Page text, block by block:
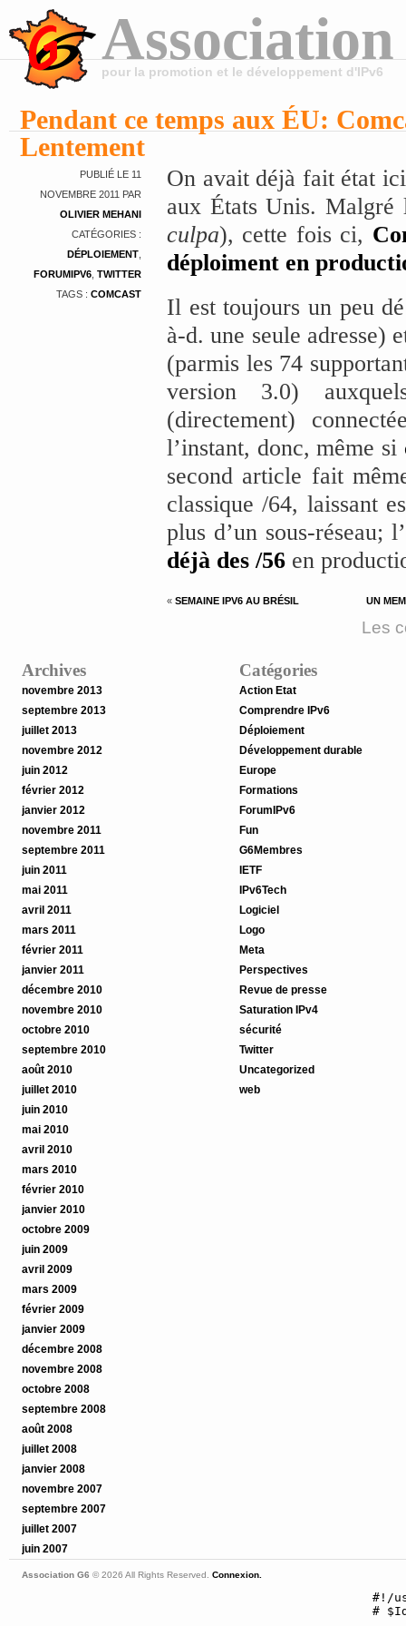
pour la promotion et le développement d'IPv6
Pendant ce temps aux ÉU:
Lentement
PUBLIÉ LE 11
NOVEMBRE 2011 PAR
OLIVIER MEHANI
CATÉGORIES :
DÉPLOIEMENT
FORUMIPV6 TWITTER
TAGS : COMCAST
On avait déjà fait état
aux États Unis.
culpa), cette fois ci,
déploiment en
Il est toujours un peu
à-d. une seule adresse)
(parmis les 74
version 3.0)
(directement)
l’instant, donc, même si
second article fait
classique /64, laissant
plus d’un sous-réseau;
déjà des /56 en
« SEMAINE IPV6 AU BRÉSIL UN
Les
Archives
novembre 2013
septembre 2013
juillet 2013
novembre 2012
juin 2012
février 2012
janvier 2012
novembre 2011
septembre 2011
juin 2011
mai 2011
avril 2011
mars 2011
février 2011
janvier 2011
décembre 2010
novembre 2010
octobre 2010
septembre 2010
août 2010
juillet 2010
juin 2010
mai 2010
avril 2010
mars 2010
février 2010
janvier 2010
octobre 2009
juin 2009
avril 2009
mars 2009
février 2009
janvier 2009
décembre 2008
novembre 2008
octobre 2008
septembre 2008
août 2008
juillet 2008
janvier 2008
novembre 2007
septembre 2007
juillet 2007
juin 2007
Catégories
Action Etat
Comprendre IPv6
Déploiement
Développement durable
Europe
Formations
ForumIPv6
Fun
G6Membres
IETF
IPv6Tech
Logiciel
Logo
Meta
Perspectives
Revue de presse
Saturation IPv4
sécurité
Twitter
Uncategorized
web
Association G6 © 2026 All Rights Reserved. Connexion.